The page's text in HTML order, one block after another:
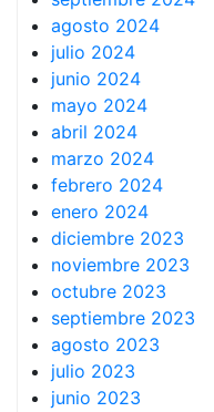
agosto 2024
julio 2024
junio 2024
mayo 2024
abril 2024
marzo 2024
febrero 2024
enero 2024
diciembre 2023
noviembre 2023
octubre 2023
septiembre 2023
agosto 2023
julio 2023
junio 2023